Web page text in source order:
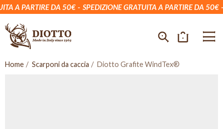
A PARTIRE DA 50€ SPEDIZIONE GRATUITA A PARTIRE DA 50€
Home Scarponi da caccia Diotto Grafite WindTex®